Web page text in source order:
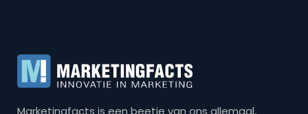
Marketingfacts is een beetje van ons allemaal,